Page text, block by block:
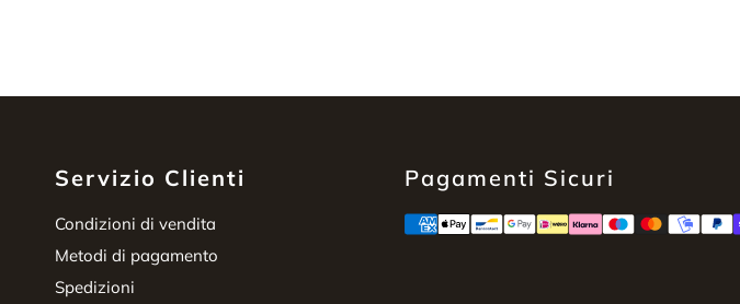
Servizio Clienti
Condizioni di vendita
Metodi di pagamento
Spedizioni
Pagamenti Sicuri